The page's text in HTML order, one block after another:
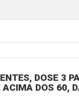
DOSE 3
DOS 60,